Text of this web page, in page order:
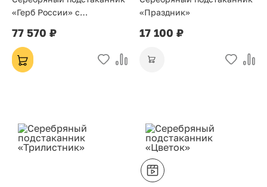
«Герб России» с
77 570 ₽
«Праздник»
17 100 ₽